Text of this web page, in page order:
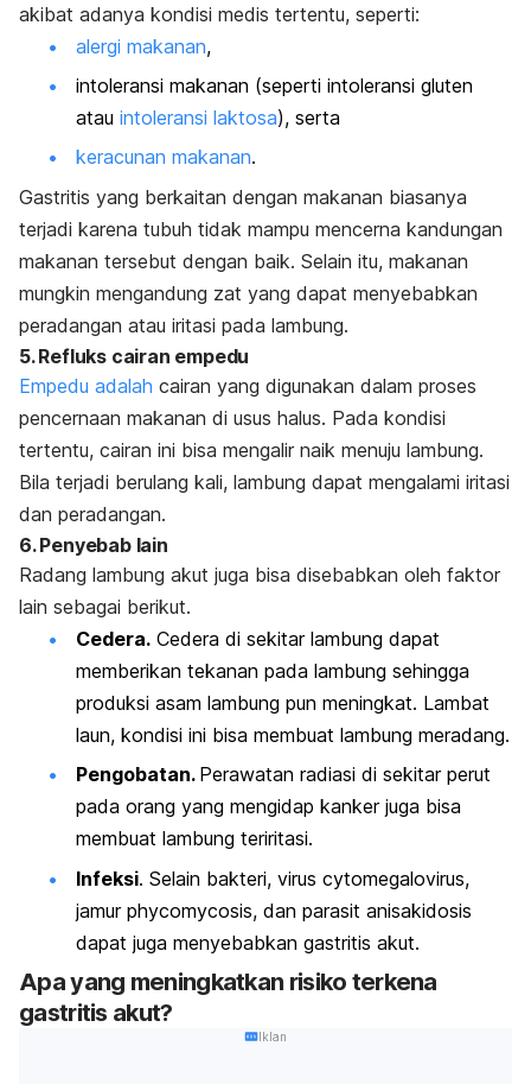
akibat adanya kondisi medis tertentu, seperti:
alergi makanan,
intoleransi makanan (seperti intoleransi gluten
atau intoleransi laktosa), serta
keracunan makanan.
Gastritis yang berkaitan dengan makanan biasanya
terjadi karena tubuh tidak mampu mencerna kandungan
makanan tersebut dengan baik. Selain itu, makanan
mungkin mengandung zat yang dapat menyebabkan
peradangan atau iritasi pada lambung.
5. Refluks cairan empedu
Empedu adalah cairan yang digunakan dalam proses
pencernaan makanan di usus halus. Pada kondisi
tertentu, cairan ini bisa mengalir naik menuju lambung.
Bila terjadi berulang kali, lambung dapat mengalami iritasi
dan peradangan.
6. Penyebab lain
Radang lambung akut juga bisa disebabkan oleh faktor
lain sebagai berikut.
Cedera. Cedera di sekitar lambung dapat
memberikan tekanan pada lambung sehingga
produksi asam lambung pun meningkat. Lambat
laun, kondisi ini bisa membuat lambung meradang.
Pengobatan. Perawatan radiasi di sekitar perut
pada orang yang mengidap kanker juga bisa
membuat lambung teriritasi.
Infeksi. Selain bakteri, virus cytomegalovirus,
jamur phycomycosis, dan parasit anisakidosis
dapat juga menyebabkan gastritis akut.
Apa yang meningkatkan risiko terkena
gastritis akut?
Iklan